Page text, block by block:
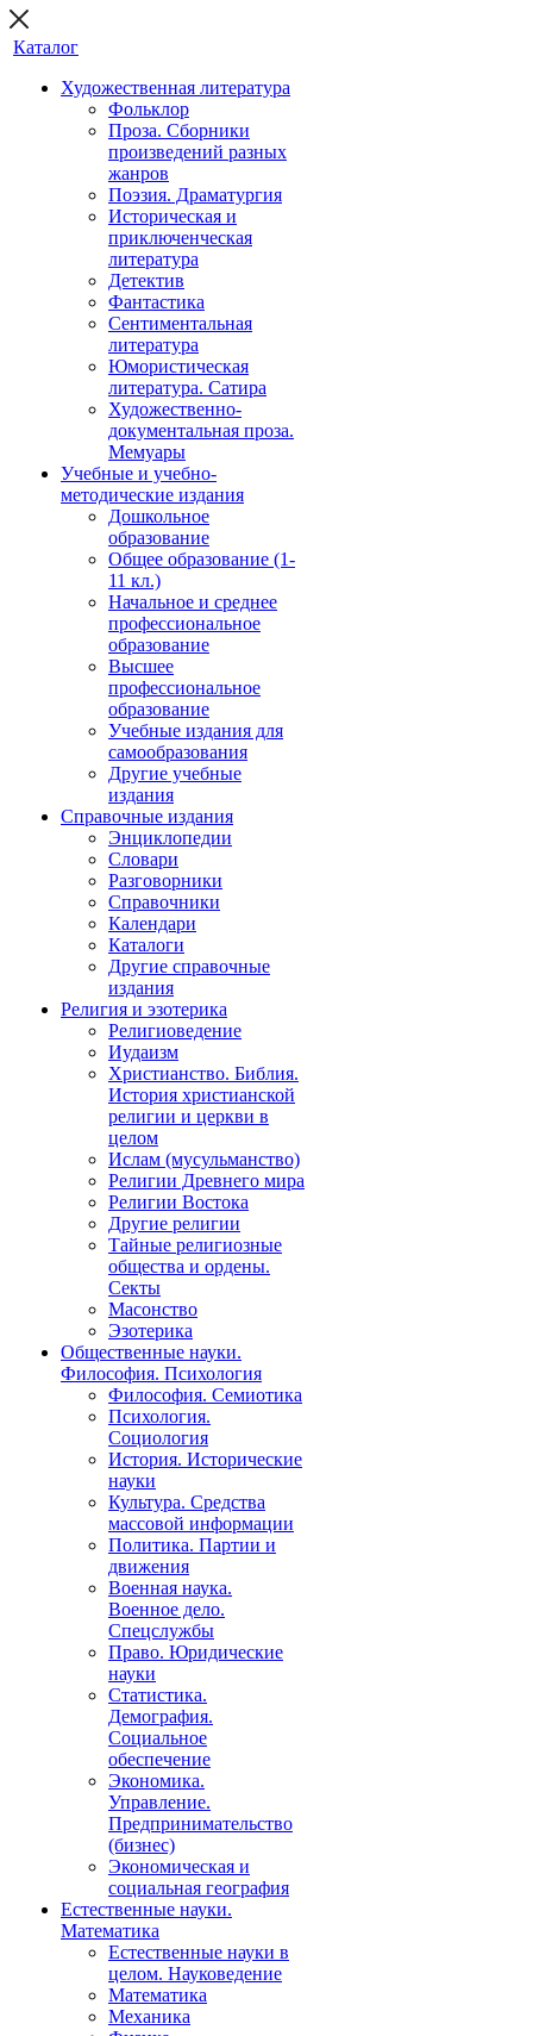
Каталог
Художественная литература
Фольклор
Проза. Сборники
произведений разных
жанров
Поэзия. Драматургия
Историческая и
приключенческая
литература
Детектив
Фантастика
Сентиментальная
литература
Юмористическая
литература. Сатира
Художественно-
документальная проза.
Мемуары
Учебные и учебно-
методические издания
Дошкольное
образование
Общее образование (1-
11 кл.)
Начальное и среднее
профессиональное
образование
Высшее
профессиональное
образование
Учебные издания для
самообразования
Другие учебные
издания
Справочные издания
Энциклопедии
Словари
Разговорники
Справочники
Календари
Каталоги
Другие справочные
издания
Религия и эзотерика
Религиоведение
Иудаизм
Христианство. Библия.
История христианской
религии и церкви в
целом
Ислам (мусульманство)
Религии Древнего мира
Религии Востока
Другие религии
Тайные религиозные
общества и ордены.
Секты
Масонство
Эзотерика
Общественные науки.
Философия. Психология
Философия. Семиотика
Психология.
Социология
История. Исторические
науки
Культура. Средства
массовой информации
Политика. Партии и
движения
Военная наука.
Военное дело.
Спецслужбы
Право. Юридические
науки
Статистика.
Демография.
Социальное
обеспечение
Экономика.
Управление.
Предпринимательство
(бизнес)
Экономическая и
социальная география
Естественные науки.
Математика
Естественные науки в
целом. Науковедение
Математика
Механика